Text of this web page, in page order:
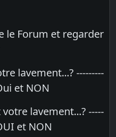
le Forum et regarder
lavement...? ---------
et NON
lavement...? -----
et NON